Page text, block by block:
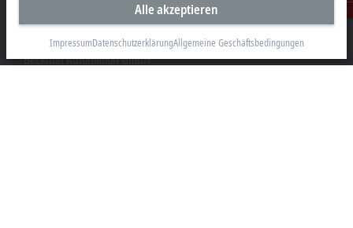
Kontakt
Unternehmenszentrale Österreich
Beckhoff Automation GmbH
Alle akzeptieren
ImpressumDatenschutzerklärungAllgemeine Geschäftsbedingungen